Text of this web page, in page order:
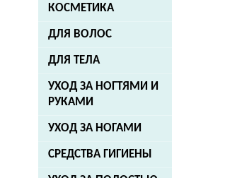
КОСМЕТИКА
ДЛЯ ВОЛОС
ДЛЯ ТЕЛА
УХОД ЗА НОГТЯМИ И
РУКАМИ
УХОД ЗА НОГАМИ
СРЕДСТВА ГИГИЕНЫ